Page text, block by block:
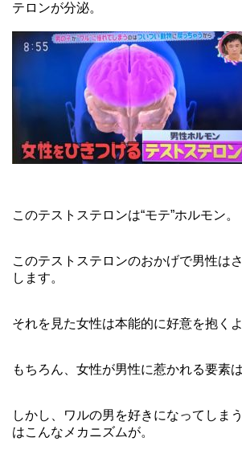
テロンが分泌。
このテストステロンは“モテ”ホルモン。
このテストステロンのおかげで男性は
します。
それを見た女性は本能的に好意を抱くよ
もちろん、女性が男性に惹かれる要素
しかし、ワルの男を好きになってしま
はこんなメカニズムが。